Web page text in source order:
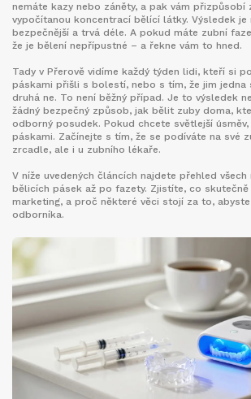
nemáte kazy nebo záněty, a pak vám přizpůsobí
vypočítanou koncentrací bělící látky. Výsledek je
bezpečnější a trvá déle. A pokud máte zubní
že je bělení nepřípustné – a řekne vám to hned.
Tady v Přerově vidíme každý týden lidi, kteří si
páskami přišli s bolestí, nebo s tím, že jim jedna
druhá ne. To není běžný případ. Je to výsledek
žádný bezpečný způsob, jak bělit zuby doma,
odborný posudek. Pokud chcete světlejší
páskami. Začínejte s tím, že se podíváte na své
zrcadle, ale i u zubního lékaře.
V níže uvedených článcích najdete přehled
bělicích pásek až po fazety. Zjistíte, co skutečně
marketing, a proč některé věci stojí za to,
odborníka.